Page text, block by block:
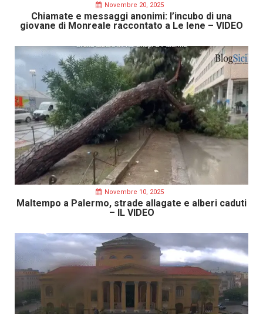
Novembre 20, 2025
Chiamate e messaggi anonimi: l’incubo di una
giovane di Monreale raccontato a Le Iene – VIDEO
Novembre 10, 2025
Maltempo a Palermo, strade allagate e alberi caduti
– IL VIDEO